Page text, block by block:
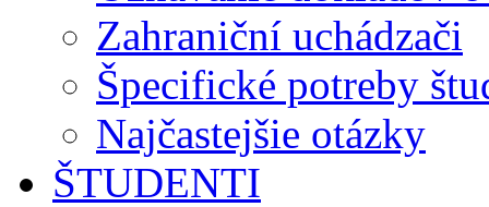
Zahraniční uchádzači
Špecifické potreby
Najčastejšie otázky
ŠTUDENTI